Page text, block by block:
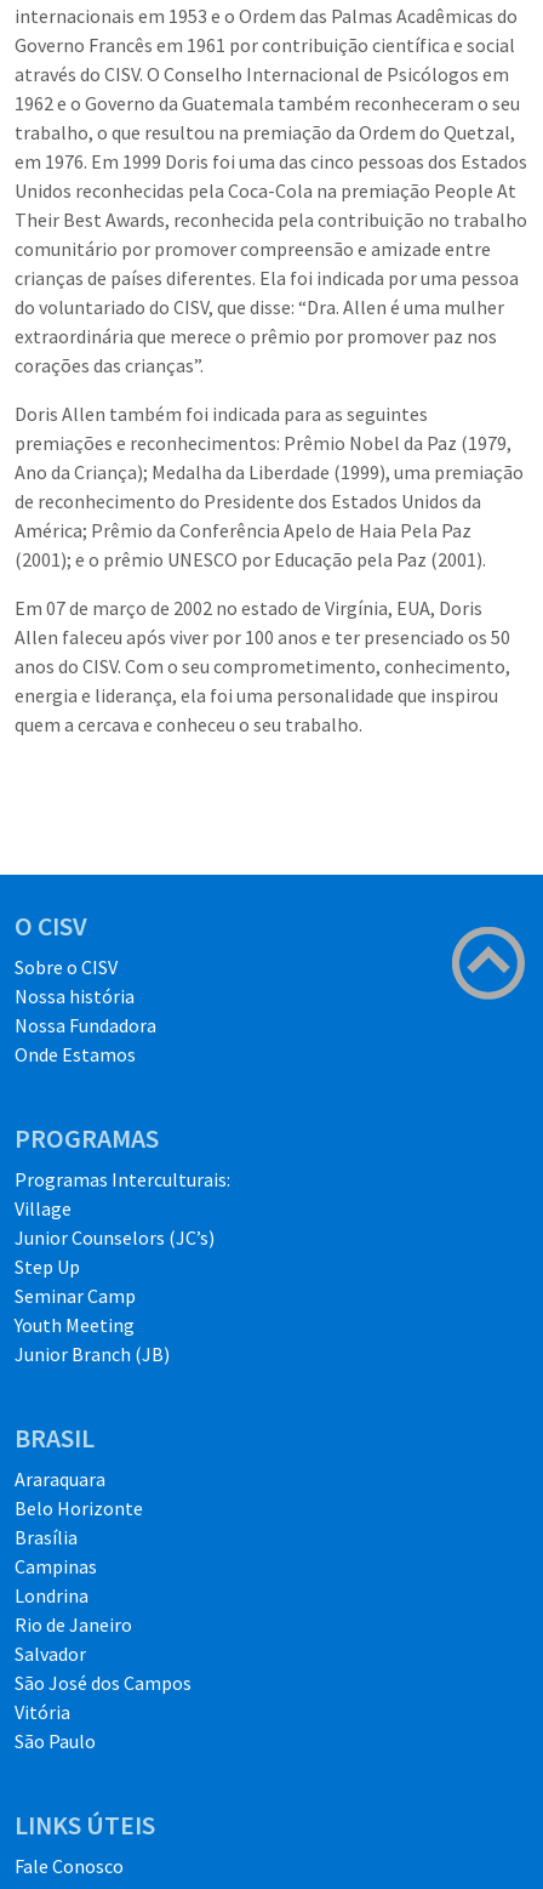
internacionais em 1953 e o Ordem das Palmas Acadêmicas do
Governo Francês em 1961 por contribuição científica e social
através do CISV. O Conselho Internacional de Psicólogos em
1962 e o Governo da Guatemala também reconheceram o seu
trabalho, o que resultou na premiação da Ordem do Quetzal,
em 1976. Em 1999 Doris foi uma das cinco pessoas dos Estados
Unidos reconhecidas pela Coca-Cola na premiação People At
Their Best Awards, reconhecida pela contribuição no trabalho
comunitário por promover compreensão e amizade entre
crianças de países diferentes. Ela foi indicada por uma pessoa
do voluntariado do CISV, que disse: “Dra. Allen é uma mulher
extraordinária que merece o prêmio por promover paz nos
corações das crianças”.
Doris Allen também foi indicada para as seguintes
premiações e reconhecimentos: Prêmio Nobel da Paz (1979,
Ano da Criança); Medalha da Liberdade (1999), uma premiação
de reconhecimento do Presidente dos Estados Unidos da
América; Prêmio da Conferência Apelo de Haia Pela Paz
(2001); e o prêmio UNESCO por Educação pela Paz (2001).
Em 07 de março de 2002 no estado de Virgínia, EUA, Doris
Allen faleceu após viver por 100 anos e ter presenciado os 50
anos do CISV. Com o seu comprometimento, conhecimento,
energia e liderança, ela foi uma personalidade que inspirou
quem a cercava e conheceu o seu trabalho.
O CISV
Sobre o CISV
Nossa história
Nossa Fundadora
Onde Estamos
PROGRAMAS
Programas Interculturais:
Village
Junior Counselors (JC’s)
Step Up
Seminar Camp
Youth Meeting
Junior Branch (JB)
BRASIL
Araraquara
Belo Horizonte
Brasília
Campinas
Londrina
Rio de Janeiro
Salvador
São José dos Campos
Vitória
São Paulo
LINKS ÚTEIS
Fale Conosco